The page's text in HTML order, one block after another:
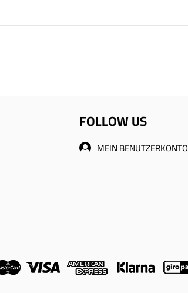
FOLLOW US
MEIN BENUTZERKONTO